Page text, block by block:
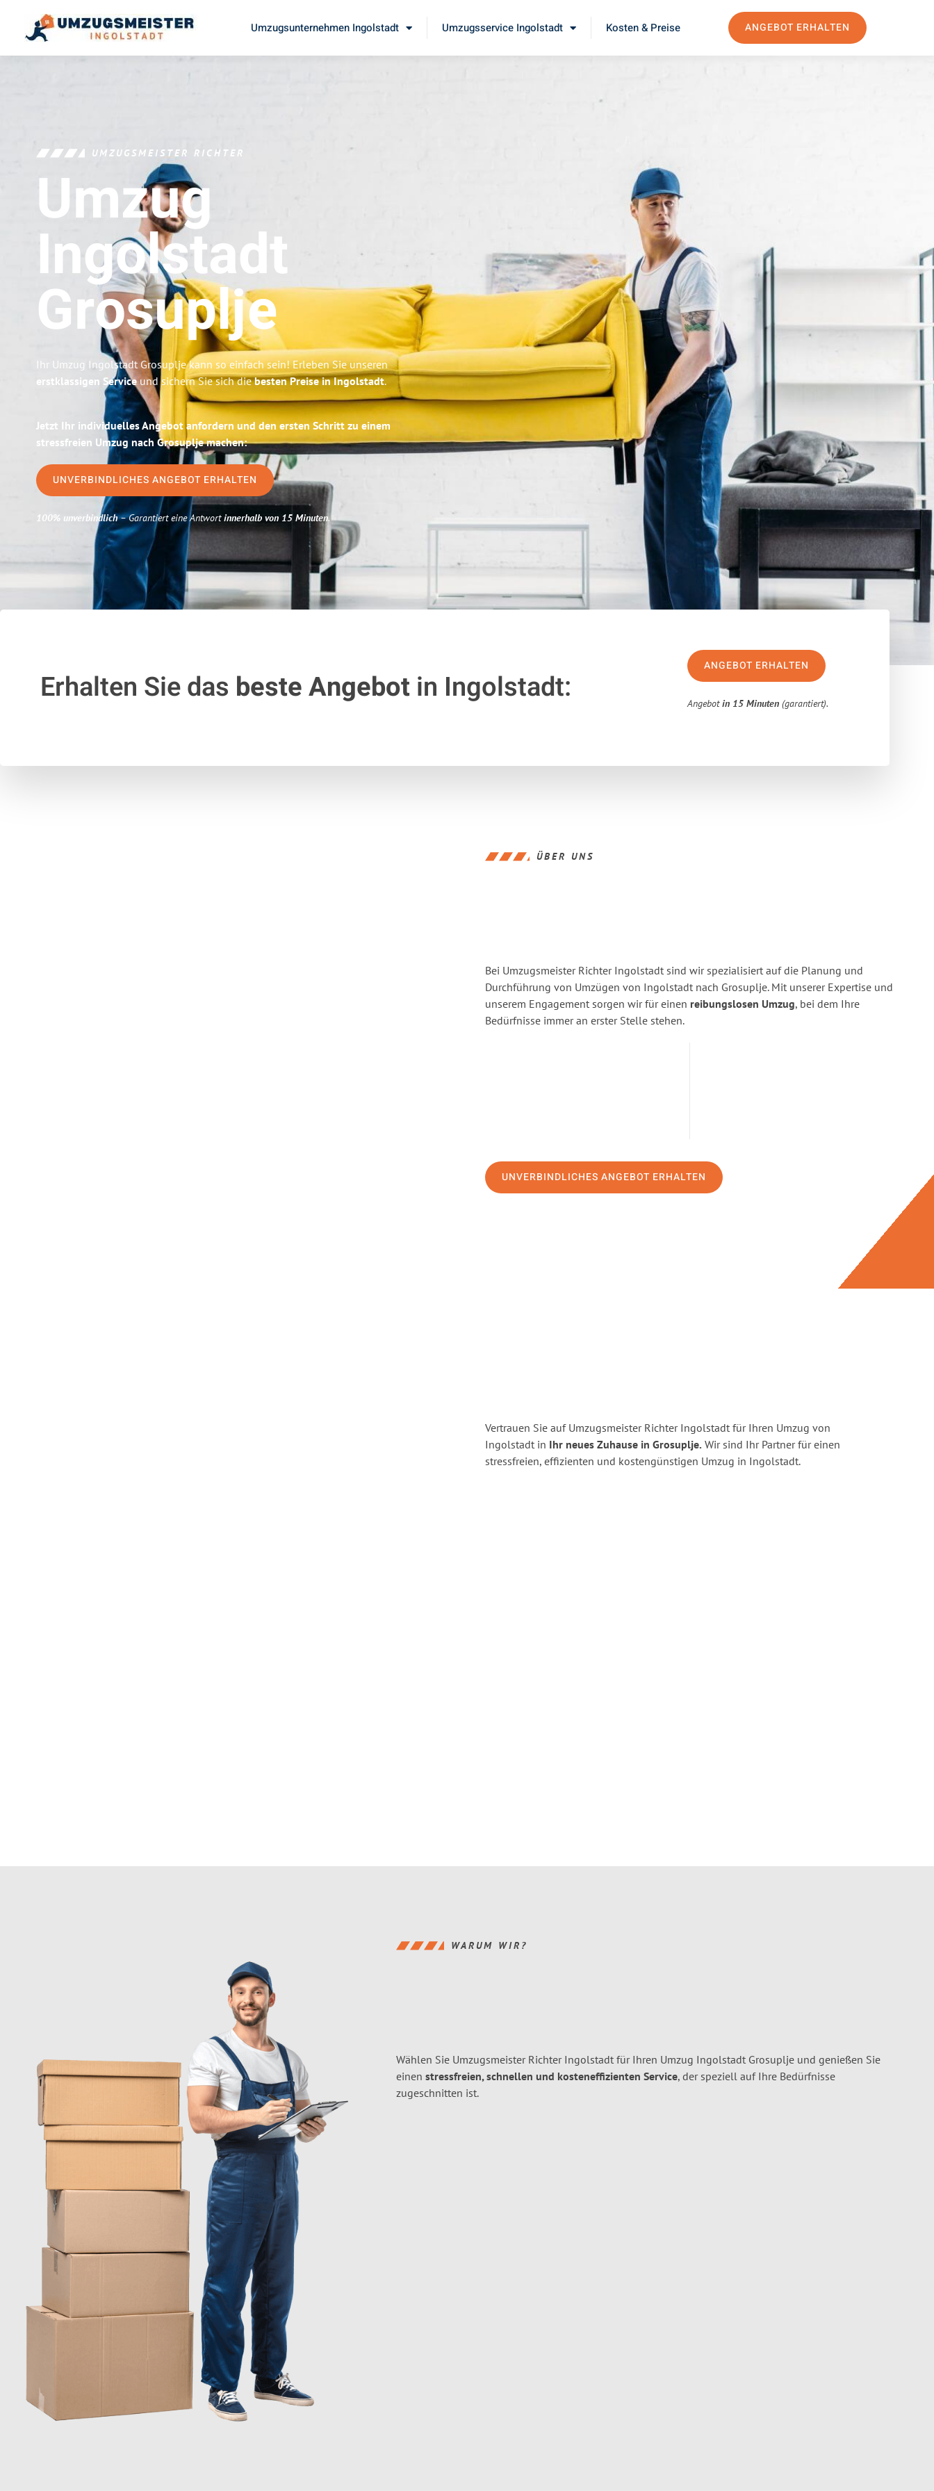
Umzugsunternehmen Ingolstadt Umzugsservice Ingolstadt Kosten & Preise ANGEBOT ERHALTEN
UMZUGSMEISTER RICHTER
Umzug
Ingolstadt
Grosuplje
Ihr Umzug Ingolstadt Grosuplje kann so einfach sein! Erleben Sie unseren
erstklassigen Serviceund sichern Sie sich diebesten Preise in Ingolstadt.
Jetzt Ihr individuelles Angebot anfordern und den ersten Schritt zu einem
stressfreien Umzug nach Grosuplje machen:
UNVERBINDLICHES ANGEBOT ERHALTEN
100% unverbindlich– Garantiert eine Antwortinnerhalb von 15 Minuten.
Erhalten Sie das beste Angebotin Ingolstadt:
ANGEBOT ERHALTEN
Angebotin 15 Minuten (garantiert).
ÜBER UNS
Bei Umzugsmeister Richter Ingolstadt sind wir spezialisiert auf die Planung und
Durchführung von Umzügen von Ingolstadt nach Grosuplje. Mit unserer Expertise und
unserem Engagement sorgen wir für einen reibungslosen Umzug, bei dem Ihre
Bedürfnisse immer an erster Stelle stehen.
UNVERBINDLICHES ANGEBOT ERHALTEN
Vertrauen Sie auf Umzugsmeister Richter Ingolstadt für Ihren Umzug von
Ingolstadt in Ihr neues Zuhause in Grosuplje. Wir sind Ihr Partner für einen
stressfreien, effizienten und kostengünstigen Umzug in Ingolstadt.
WARUM WIR?
Wählen Sie Umzugsmeister Richter Ingolstadt für Ihren Umzug Ingolstadt Grosuplje und genießen Sie
einen stressfreien, schnellen und kosteneffizienten Service, der speziell auf Ihre Bedürfnisse
zugeschnitten ist.